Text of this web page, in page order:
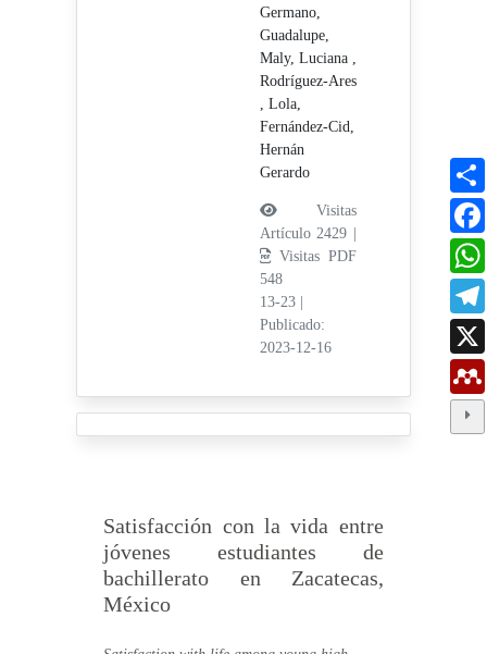
Germano,
Guadalupe,
Maly, Luciana ,
Rodríguez-Ares
, Lola,
Fernández-Cid,
Hernán
Gerardo
Visitas
Artículo 2429 |
Visitas PDF
548
13-23
Publicado:
2023-12-16
Satisfacción con la vida entre
jóvenes estudiantes de
bachillerato en Zacatecas,
México